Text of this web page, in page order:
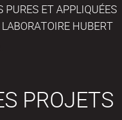
ET APPLIQUÉES
LABORATOIRE HUBERT
PROJETS